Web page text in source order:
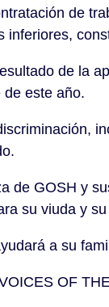
de
inferiores,
de la
de este año.
de GOSH y
su viuda y
a su
OF